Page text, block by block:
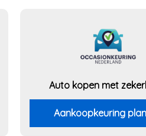
Auto kopen met
Aankoopkeuring